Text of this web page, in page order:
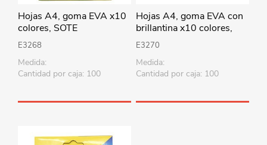
Hojas A4, goma EVA x10
colores, SOTE
E3268
Medida:
Cantidad por caja: 100
Hojas A4, goma EVA con
brillantina x10 colores,
SOTE
E3270
Medida:
Cantidad por caja: 100